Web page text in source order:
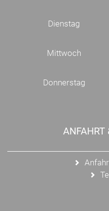
Dienstag
Mittwoch
Donnerstag
ANFAHRT